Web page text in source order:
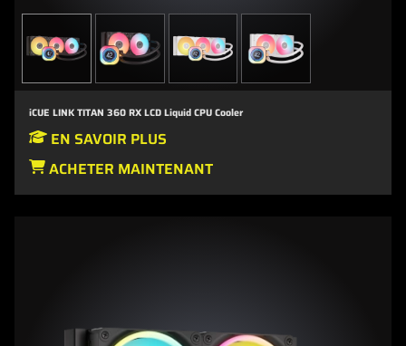
iCUE LINK TITAN 360 RX LCD Liquid CPU Cooler
EN SAVOIR PLUS
ACHETER MAINTENANT